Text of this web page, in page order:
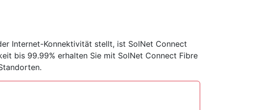
Internet-Konnektivität stellt, ist SolNet Connect
bis 99.99% erhalten Sie mit SolNet Connect Fibre